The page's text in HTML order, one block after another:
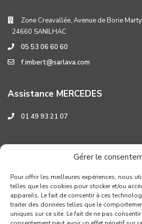
Gérer le
Pour offrir les meilleures expériences, nous
telles que les cookies pour stocker et/ou
appareils. Le fait de consentir à ces
traiter des données telles que le
uniques sur ce site. Le fait de ne pas
Zone Creavallée, Avenue de Borie Marty,
24660 SANILHAC
05 53 06 60 60
f.imbert@sarlava.com
Assistance MERCEDES
01 49 93 21 07
Assistance HYUNDAI